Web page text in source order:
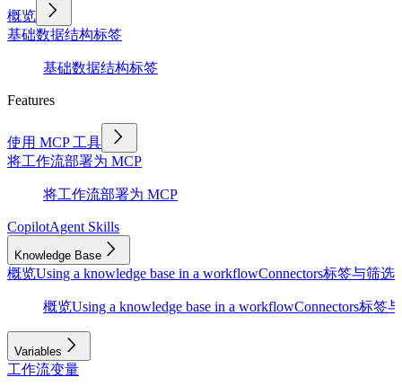
概览
基础数据结构标签
基础数据结构标签
Features
使用 MCP 工具
将工作流部署为 MCP
将工作流部署为 MCP
CopilotAgent Skills
Knowledge Base
概览Using a knowledge base in a workflowConnectors标签与筛选
概览Using a knowledge base in a workflowConnectors标签
Variables
工作流变量